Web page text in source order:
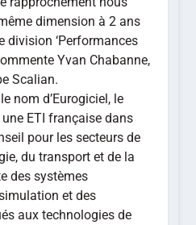
dimension à 2 ans
division ‘Performances
Yvan Chabanne,
Scalian.
nom d’Eurogiciel, le
ETI française dans
pour les secteurs de
du transport et de la
des systèmes
et des
aux technologies de